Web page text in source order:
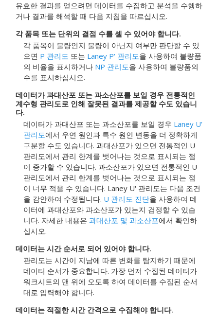
유효한 결과를 얻으려면 데이터를 수집하고 분석을 수행하
거나 결과를 해석할 때 다음 지침을 따르십시오.
각 품목 또는 단위의 결점 수를 셀 수 있어야 합니다.
각 품목이 불량인지 불량이 아닌지 여부만 판단할 수 있
으면 P 관리도 또는 Laney P' 관리도을 사용하여 불량품
의 비율을 표시하거나 NP 관리도을 사용하여 불량품의
수를 표시하십시오.
데이터가 과대산포 또는 과소산포를 보일 경우 전통적인
계수형 관리도로 인해 잘못된 결과를 제공할 수도 있습니
다.
데이터가 과대산포 또는 과소산포를 보일 경우 Laney U'
관리도에서 우연 원인과 특수 원인 변동을 더 정확하게
구분할 수도 있습니다. 과대산포가 있으면 전통적인 U
관리도에서 관리 한계를 벗어나는 것으로 표시되는 점
이 증가할 수 있습니다. 과소산포가 있으면 전통적인 U
관리도에서 관리 한계를 벗어나는 것으로 표시되는 점
이 너무 적을 수 있습니다. Laney U' 관리도는 다음 조건
을 감안하여 수정됩니다. U 관리도 진단을 사용하여 데
이터에 과대산포와 과소산포가 있는지 검정할 수 있습
니다. 자세한 내용은 과대산포 및 과소산포에서 확인하
십시오.
데이터는 시간 순서로 되어 있어야 합니다.
관리도는 시간이 지남에 따른 변화를 탐지하기 때문에
데이터 순서가 중요합니다. 가장 먼저 수집된 데이터가
워크시트의 맨 위에 오도록 하여 데이터를 수집된 순서
대로 입력해야 합니다.
데이터는 적절한 시간 간격으로 수집해야 합니다.